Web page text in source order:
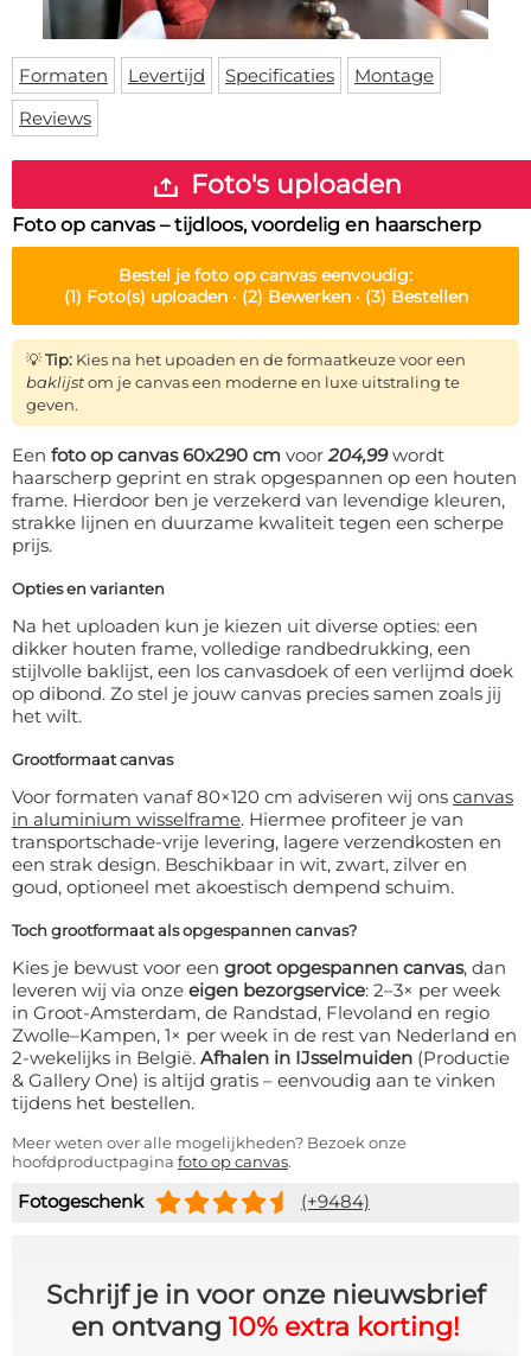
Vloermat
Skateboard deck
Over ons
Levertijden
Inloggen
WhatsApp
Formaten Levertijd Specificaties
Montage
Reviews
Foto's uploaden
Foto op canvas – tijdloos, voordelig en haarscherp
Bestel jefoto op canvas eenvoudig:
(1) Foto(s) uploaden · (2) Bewerken · (3) Bestellen
💡Tip: Kies na het upoaden en de formaatkeuze voor een
baklijstom je canvas een moderne en luxe uitstraling te
geven.
Een foto op canvas 60x290 cm voor204,99wordt
haarscherp geprint en strak opgespannen op een houten
frame. Hierdoor ben je verzekerd van levendige kleuren,
strakke lijnen en duurzame kwaliteit tegen een scherpe
prijs.
Opties en varianten
Na het uploaden kun je kiezen uit diverse opties: een
dikker houten frame, volledige randbedrukking, een
stijlvolle baklijst, een los canvasdoek of een verlijmd doek
op dibond. Zo stel je jouw canvas precies samen zoals jij
het wilt.
Grootformaat canvas
Voor formaten vanaf 80×120 cm adviseren wij ons canvas
in aluminium wisselframe. Hiermee profiteer je van
transportschade-vrije levering, lagere verzendkosten en
een strak design. Beschikbaar in wit, zwart, zilver en
goud, optioneel met akoestisch dempend schuim.
Toch grootformaat als opgespannen canvas?
Kies je bewust voor een groot opgespannen canvas, dan
leveren wij via onze eigen bezorgservice: 2–3× per week
in Groot-Amsterdam, de Randstad, Flevoland en regio
Zwolle–Kampen, 1× per week in de rest van Nederland en
2-wekelijks in België. Afhalen in IJsselmuiden (Productie
& Gallery One) is altijd gratis – eenvoudig aan te vinken
tijdens het bestellen.
Meer weten over alle mogelijkheden? Bezoek onze
hoofdproductpagina foto op canvas.
Fotogeschenk (+9484)
Schrijf je in voor onze nieuwsbrief
en ontvang 10% extra korting!